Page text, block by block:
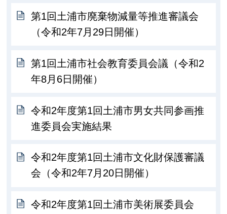
第1回土浦市廃棄物減量等推進審議会
（令和2年7月29日開催）
第1回土浦市社会教育委員会議（令和2
年8月6日開催）
令和2年度第1回土浦市男女共同参画推
進委員会実施結果
令和2年度第1回土浦市文化財保護審議
会（令和2年7月20日開催）
令和2年度第1回土浦市美術展委員会